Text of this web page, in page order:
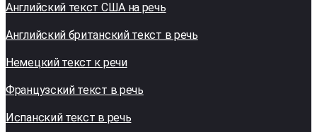
Английский текст США на речь
Английский британский текст в речь
Немецкий текст к речи
Французский текст в речь
Испанский текст в речь